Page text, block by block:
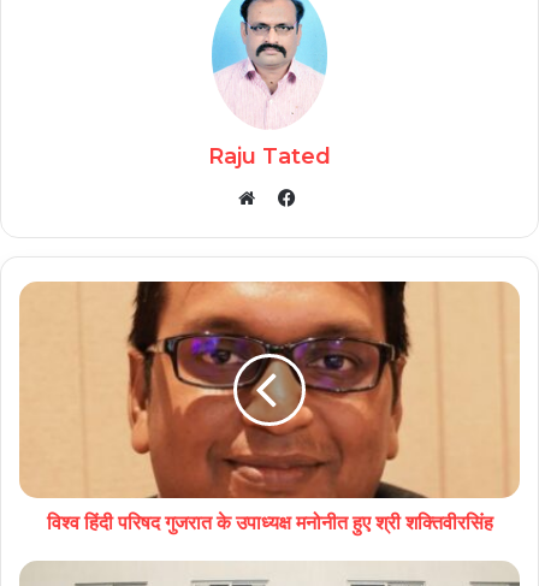
Raju Tated
Facebook
विश्व हिंदी परिषद गुजरात के उपाध्यक्ष मनोनीत हुए श्री शक्तिवीरसिंह